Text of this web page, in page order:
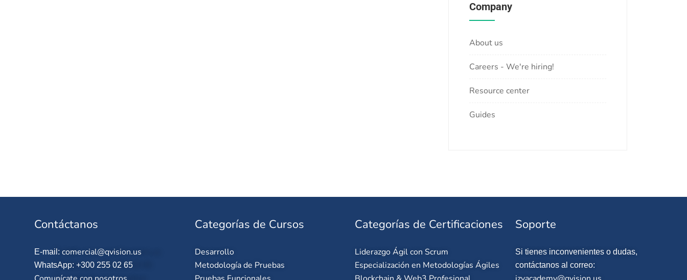
Company
About us
Careers - We're hiring!
Resource center
Guides
Contáctanos
E-mail: comercial@qvision.us
WhatsApp: +300 255 02 65
Categorías de Cursos
Desarrollo
Metodología de Pruebas
Categorías de Certificaciones
Liderazgo Ágil con Scrum
Especialización en Metodologías Ágiles
Soporte
Si tienes inconvenientes o dudas,
contáctanos al correo: